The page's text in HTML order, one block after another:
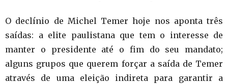
O declínio de Michel Temer hoje nos aponta três
saídas: a elite paulistana que tem o interesse de
manter o presidente até o fim do seu mandato;
alguns grupos que querem forçar a saída de Temer
através de uma eleição indireta para garantir a